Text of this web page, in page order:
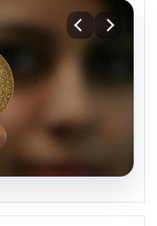
Fiyatları ve